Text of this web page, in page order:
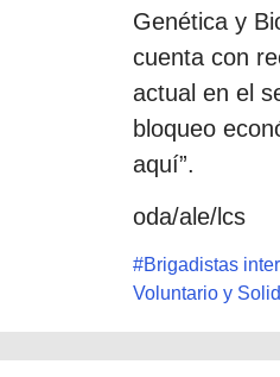
Genética y
cuenta con
actual en el
bloqueo
aquí”.
oda/ale/lcs
#Brigadistas
Voluntario y